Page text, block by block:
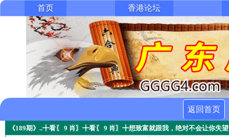
首页 香港论坛
返回首页
《189期》..╋看〖 9 肖〗╋看〖 9 肖〗╋想致富就跟我，绝对不会让你失